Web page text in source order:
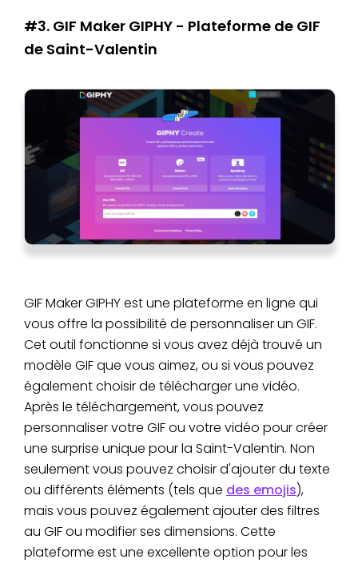
#3. GIF Maker GIPHY - Plateforme de GIF
de Saint-Valentin
GIF Maker GIPHY est une plateforme en ligne qui
vous offre la possibilité de personnaliser un GIF.
Cet outil fonctionne si vous avez déjà trouvé un
modèle GIF que vous aimez, ou si vous pouvez
également choisir de télécharger une vidéo.
Après le téléchargement, vous pouvez
personnaliser votre GIF ou votre vidéo pour créer
une surprise unique pour la Saint-Valentin. Non
seulement vous pouvez choisir d'ajouter du texte
ou différents éléments (tels que des emojis),
mais vous pouvez également ajouter des filtres
au GIF ou modifier ses dimensions. Cette
plateforme est une excellente option pour les